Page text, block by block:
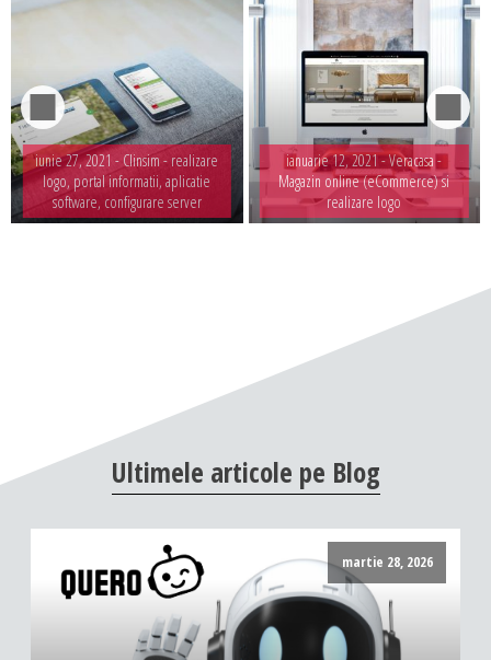
iunie 27, 2021 - Clinsim - realizare
logo, portal informatii, aplicatie
software, configurare server
ianuarie 12, 2021 -Veracasa -
Magazin online (eCommerce) si
realizare logo
Ultimele articole pe Blog
martie 28, 2026